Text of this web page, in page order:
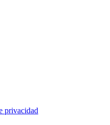
privacidad